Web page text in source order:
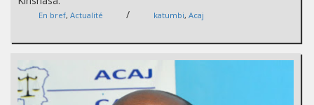
En bref, Actualité / katumbi, Acaj